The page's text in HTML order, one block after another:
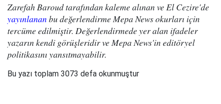
Zarefah Baroud tarafından kaleme alınan ve El Cezire'de
yayınlanan bu değerlendirme Mepa News okurları için
tercüme edilmiştir. Değerlendirmede yer alan ifadeler
yazarın kendi görüşleridir ve Mepa News'in editöryel
politikasını yansıtmayabilir.
Bu yazı toplam 3073 defa okunmuştur